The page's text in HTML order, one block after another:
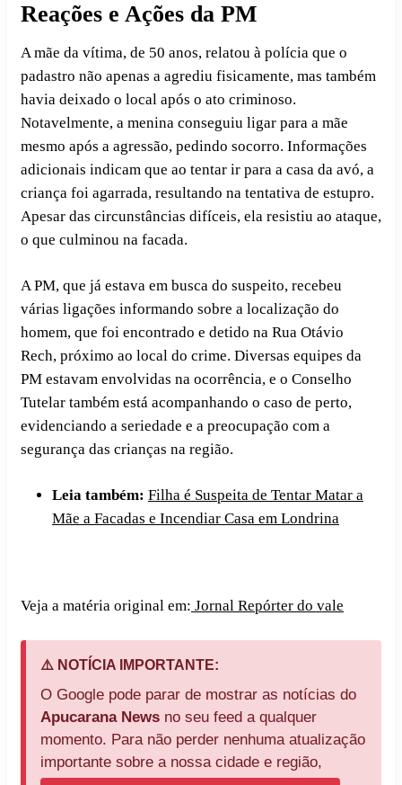
Reações e Ações da PM
A mãe da vítima, de 50 anos, relatou à polícia que o
padastro não apenas a agrediu fisicamente, mas também
havia deixado o local após o ato criminoso.
Notavelmente, a menina conseguiu ligar para a mãe
mesmo após a agressão, pedindo socorro. Informações
adicionais indicam que ao tentar ir para a casa da avó, a
criança foi agarrada, resultando na tentativa de estupro.
Apesar das circunstâncias difíceis, ela resistiu ao ataque,
o que culminou na facada.
A PM, que já estava em busca do suspeito, recebeu
várias ligações informando sobre a localização do
homem, que foi encontrado e detido na Rua Otávio
Rech, próximo ao local do crime. Diversas equipes da
PM estavam envolvidas na ocorrência, e o Conselho
Tutelar também está acompanhando o caso de perto,
evidenciando a seriedade e a preocupação com a
segurança das crianças na região.
Leia também: Filha é Suspeita de Tentar Matar a
Mãe a Facadas e Incendiar Casa em Londrina
Veja a matéria original em: Jornal Repórter do vale
⚠️ NOTÍCIA IMPORTANTE:
O Google pode parar de mostrar as notícias do
Apucarana News no seu feed a qualquer
momento. Para não perder nenhuma atualização
importante sobre a nossa cidade e região,